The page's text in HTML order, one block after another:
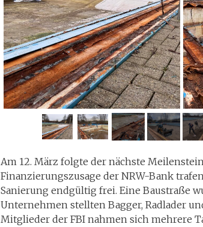
Am 12. März folgte der nächste
Finanzierungszusage der NRW-Bank
Sanierung endgültig frei. Eine Baustraße
Unternehmen stellten Bagger, Radlader
Mitglieder der FBI nahmen sich mehrere